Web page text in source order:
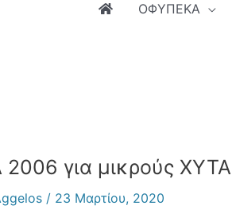
ΟΦΥΠΕΚΑ
2006 για μικρούς ΧΥΤΑ
/ 23 Μαρτίου, 2020